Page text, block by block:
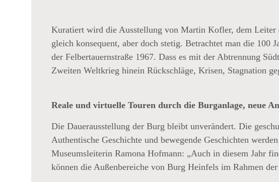
Kuratiert wird die Ausstellung von Martin Kofler, dem
gleich konsequent, aber doch stetig. Betrachtet man die 100
der Felbertauernstraße 1967. Dass es mit der Abtrennung
Zweiten Weltkrieg hinein Rückschläge, Krisen, Stagnation
Reale und virtuelle Touren durch die Burganlage, neue
Die Dauerausstellung der Burg bleibt unverändert. Die
Authentische Geschichte und bewegende Geschichten
Museumsleiterin Ramona Hofmann: „Auch in diesem Jahr
können die Außenbereiche von Burg Heinfels im Rahmen
Am 17. Juni
gastieren